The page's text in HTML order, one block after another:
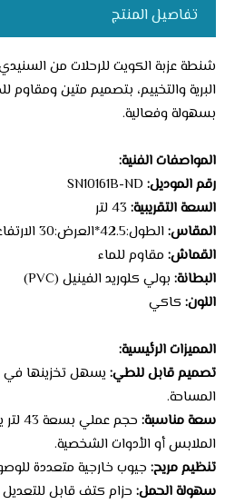
تفاصيل المنتج
شنطة عزبة الكويت للرحلات من
البرية والتخييم، بتصميم متين
بسهولة وفعالية.
المواصفات الفنية:
رقم الموديل:
السعة التقريبية:
المقاس: الطول:42.5*العرض:30 الارتفاع:27.5
القماش: مقاوم للماء
البطانة: بولي كلوريد الفينيل (PVC)
اللون: كاكي
المميزات الرئيسية:
تصميم قابل للطي: يسهل تخزينها في
المساحة.
سعة مناسبة:
حجم
الملابس أو الأدوات الشخصية.
تنظيم مريح: جيوب خارجية متعددة
سهولة الحمل: حزام كتف قابل للتعديل